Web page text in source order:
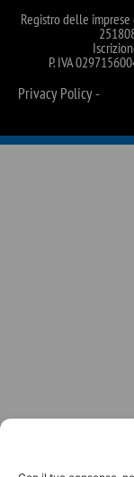
Registro delle imprese
P. IVA
Privacy Policy -